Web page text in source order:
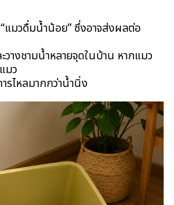
มวดื่มน้ำน้อย” ซึ่งอาจส่งผลต่อ
างชามน้ำหลายจุดในบ้าน หากแมว
มว
รไหลมากกว่าน้ำนิ่ง